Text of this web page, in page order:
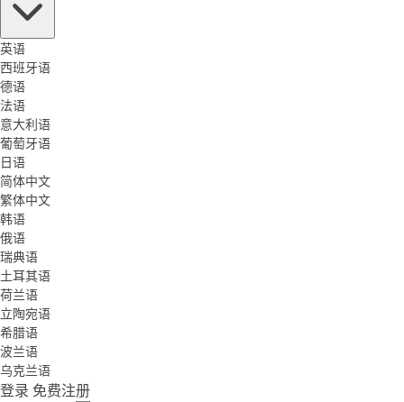
英语
西班牙语
德语
法语
意大利语
葡萄牙语
日语
简体中文
繁体中文
韩语
俄语
瑞典语
土耳其语
荷兰语
立陶宛语
希腊语
波兰语
乌克兰语
登录 免费注册